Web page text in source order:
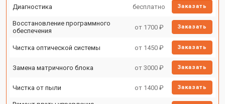
Диагностика бесплатно Заказать
Восстановление программного
обеспечения
от 1700 ₽ Заказать
Чистка оптической системы от 1450 ₽ Заказать
Замена матричного блока от 3000 ₽ Заказать
Чистка от пыли от 1400 ₽ Заказать